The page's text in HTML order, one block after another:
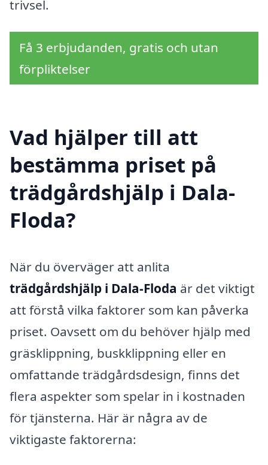
trivsel.
Få 3 erbjudanden, gratis och utan
förpliktelser
Vad hjälper till att
bestämma priset på
trädgårdshjälp i Dala-
Floda?
När du överväger att anlita
trädgårdshjälp i Dala-Floda är det viktigt
att förstå vilka faktorer som kan påverka
priset. Oavsett om du behöver hjälp med
gräsklippning, buskklippning eller en
omfattande trädgårdsdesign, finns det
flera aspekter som spelar in i kostnaden
för tjänsterna. Här är några av de
viktigaste faktorerna: